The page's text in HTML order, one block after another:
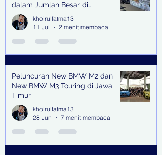
dalam Jumlah Besar di
Lingkungan Jampidsus Kejaksaan
Agung RI di Jakarta
khoirulfatma13
11 Jul
2 menit membaca
Peluncuran New BMW M2 dan
New BMW M3 Touring di Jawa
Timur
khoirulfatma13
28 Jun
7 menit membaca